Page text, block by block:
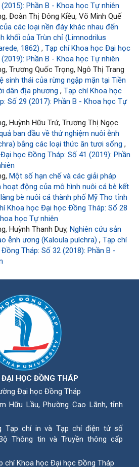
Phần B - Khoa học Tự nhiên
Đoàn Thị Đông Kiều, Võ Minh Quế
các loại nền đáy khác nhau đến
khối của Trùn chỉ (Limnodrilus
1862) , Tạp chí Khoa học Đại học
Phần B - Khoa học Tự nhiên
Trương Quốc Trọng, Ngô Thị Trang
sinh thái của rừng ngập mặn tại Tiền
dân địa phương , Tạp chí Khoa học
Số 29 (2017): Phần B - Khoa học Tự
Huỳnh Hữu Trứ, Trương Thị Ngọc
ban đầu về thử nghiệm nuôi ễnh
bằng các loại thức ăn tươi sống ,
học Đồng Tháp: Số 41 (2019): Phần
Một số hạn chế và các giải pháp
hoạt động của mô hình nuôi cá bè kết
bè nuôi cá thành phố Mỹ Tho tỉnh
Khoa học Đại học Đồng Tháp: Số 28
học Tự nhiên
Huỳnh Thanh Duy, Nghiên cứu sản
ễnh ương (Kaloula pulchra) , Tạp chí
Tháp: Số 32 (2018): Phần B -
HỌC ĐỒNG THÁP
Đại học Đồng Tháp
Hữu Lầu, Phường Cao Lãnh, tỉnh
Tạp chí in và Tạp chí điện tử số
Thông tin và Truyền thông cấp
chí Khoa học Đại học Đồng Tháp